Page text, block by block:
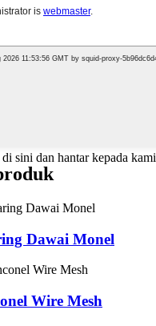
sini dan hantar kepada kami
Dawai Monel
Wire Mesh